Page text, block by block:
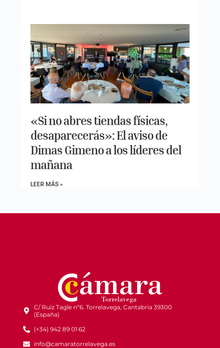
«Si no abres tiendas físicas,
desaparecerás»: El aviso de
Dimas Gimeno a los líderes del
mañana
LEER MÁS »
C/ Ruiz Tagle nº6. Torrelavega, Cantabria 39300
(España)
(+34) 942 89 01 62
info@camaratorrelavega.es